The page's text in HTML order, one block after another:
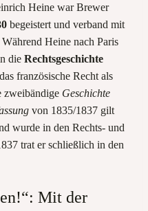
Heine war Brewer
begeistert und verband mit
Heine nach Paris
die Rechtsgeschichte
französische Recht als
zweibändige Geschichte
von 1835/1837 gilt
wurde in den Rechts- und
trat er schließlich in den
Mit der